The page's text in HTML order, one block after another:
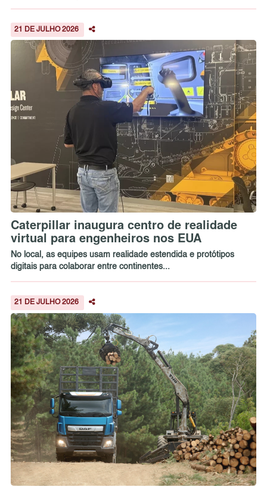
21 DE JULHO 2026
Caterpillar inaugura centro de realidade
virtual para engenheiros nos EUA
No local, as equipes usam realidade estendida e protótipos
digitais para colaborar entre continentes...
21 DE JULHO 2026